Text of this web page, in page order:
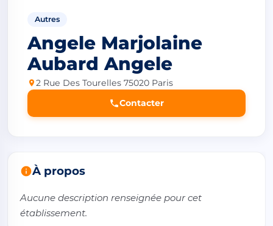
Autres
Angele Marjolaine
Aubard Angele
2 Rue Des Tourelles 75020 Paris
Contacter
À propos
Aucune description renseignée pour cet
établissement.